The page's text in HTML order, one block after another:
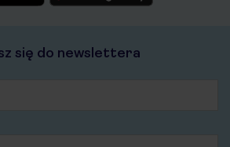
się do newslettera